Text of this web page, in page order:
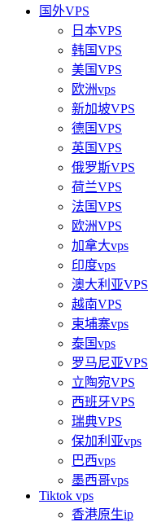
国外VPS
日本VPS
韩国VPS
美国VPS
欧洲vps
新加坡VPS
德国VPS
英国VPS
俄罗斯VPS
荷兰VPS
法国VPS
欧洲VPS
加拿大vps
印度vps
澳大利亚VPS
越南VPS
柬埔寨vps
泰国vps
罗马尼亚VPS
立陶宛VPS
西班牙VPS
瑞典VPS
保加利亚vps
巴西vps
墨西哥vps
Tiktok vps
香港原生ip